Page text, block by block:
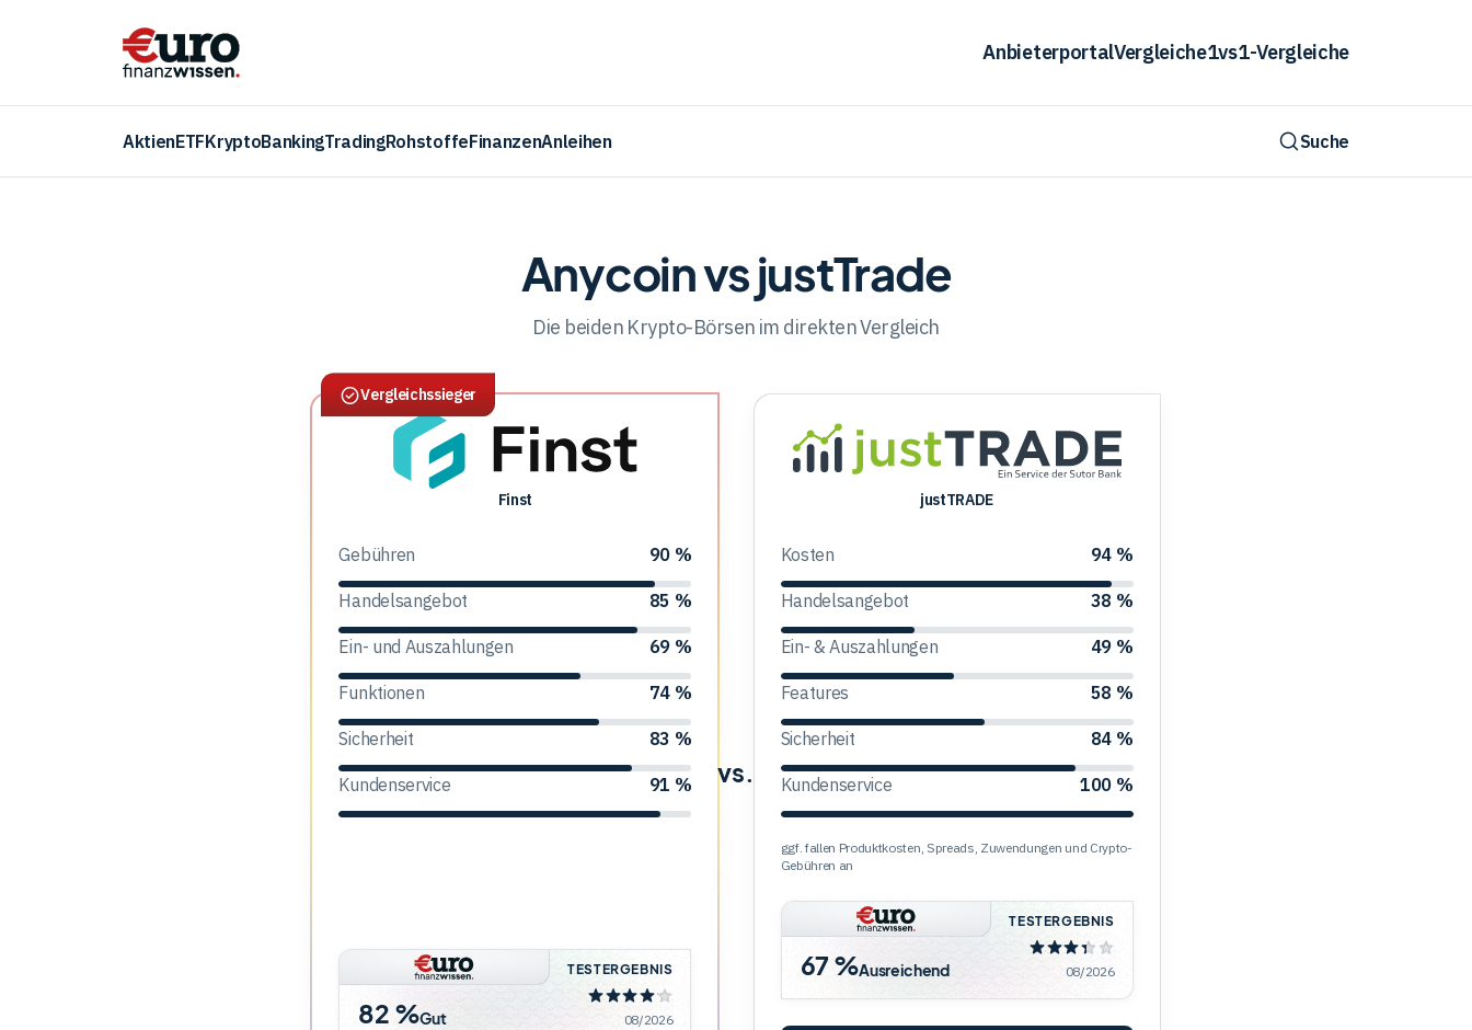
AnbieterportalVergleiche1vs1-Vergleiche
AktienETFKryptoBankingTradingRohstoffeFinanzenAnleihen Suche
Anycoin vs justTrade
Die beiden Krypto-Börsen im direkten Vergleich
Vergleichssieger
Finst
Gebühren 90 %
Handelsangebot 85 %
Ein- und Auszahlungen 69 %
Funktionen 74 %
Sicherheit 83 %
Kundenservice 91 %
82 %Gut
TESTERGEBNIS
08/2026
vs.
justTRADE
Kosten 94 %
Handelsangebot 38 %
Ein- & Auszahlungen 49 %
Features 58 %
Sicherheit 84 %
Kundenservice 100 %
ggf. fallen Produktkosten, Spreads, Zuwendungen und Crypto-
Gebühren an
67 %Ausreichend
TESTERGEBNIS
08/2026